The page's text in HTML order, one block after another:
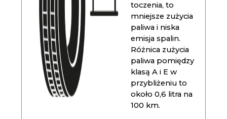
toczenia, to
mniejsze zużycia
paliwa i niska
emisja spalin.
Różnica zużycia
paliwa pomiędzy
klasą A i E w
przybliżeniu to
około 0,6 litra na
100 km.